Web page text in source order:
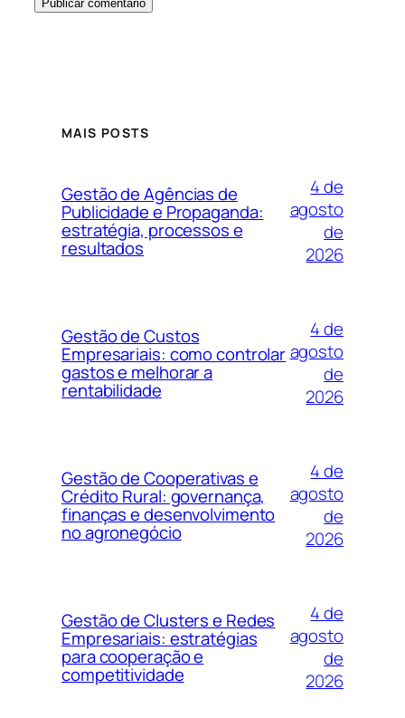
MAIS POSTS
Gestão de Agências de
Publicidade e Propaganda:
estratégia, processos e
resultados
4 de
agosto
de
2026
Gestão de Custos
Empresariais: como controlar
gastos e melhorar a
rentabilidade
4 de
agosto
de
2026
Gestão de Cooperativas e
Crédito Rural: governança,
finanças e desenvolvimento
no agronegócio
4 de
agosto
de
2026
Gestão de Clusters e Redes
Empresariais: estratégias
para cooperação e
competitividade
4 de
agosto
de
2026